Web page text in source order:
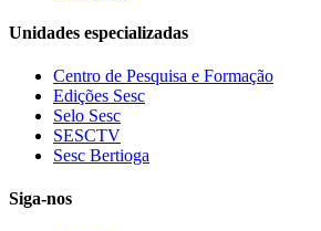
Unidades especializadas
Centro de Pesquisa e Formação
Edições Sesc
Selo Sesc
SESCTV
Sesc Bertioga
Siga-nos